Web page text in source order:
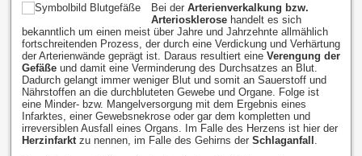
Bei der Arterienverkalkung bzw.
Arteriosklerosehandelt es sich
bekanntlich um einen meist über Jahre und Jahrzehnte allmählich
fortschreitenden Prozess, der durch eine Verdickung und Verhärtung
der Arterienwände geprägt ist. Daraus resultiert eine Verengung der
Gefäßeund damit eine Verminderung des Durchsatzes an Blut.
Dadurch gelangt immer weniger Blut und somit an Sauerstoff und
Nährstoffen an die durchbluteten Gewebe und Organe. Folge ist
eine Minder- bzw. Mangelversorgung mit dem Ergebnis eines
Infarktes, einer Gewebsnekrose oder gar dem kompletten und
irreversiblen Ausfall eines Organs. Im Falle des Herzens ist hier der
Herzinfarktzu nennen, im Falle des Gehirns der Schlaganfall .